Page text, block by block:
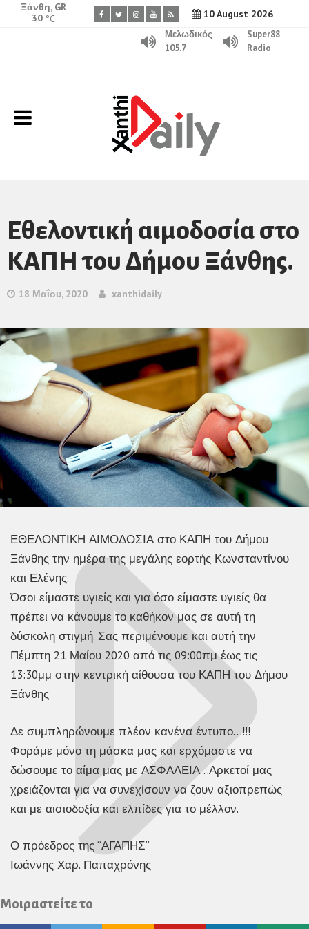
10 August 2026
Ξάνθη, GR
30 °C
Μελωδικός
105.7
Super88
Radio
Eθελοντική αιμοδοσία στο
ΚΑΠΗ του Δήμου Ξάνθης.
18 Μαΐου, 2020 xanthidaily
ΕΘΕΛΟΝΤΙΚΗ ΑΙΜΟΔΟΣΙΑ στο ΚΑΠΗ του Δήμου
Ξάνθης την ημέρα της μεγάλης εορτής Κωνσταντίνου
και Ελένης.
Όσοι είμαστε υγιείς και για όσο είμαστε υγιείς θα
πρέπει να κάνουμε το καθήκον μας σε αυτή τη
δύσκολη στιγμή. Σας περιμένουμε και αυτή την
Πέμπτη 21 Μαίου 2020 από τις 09:00πμ έως τις
13:30μμ στην κεντρική αίθουσα του ΚΑΠΗ του Δήμου
Ξάνθης
Δε συμπληρώνουμε πλέον κανένα έντυπο…!!!
Φοράμε μόνο τη μάσκα μας και ερχόμαστε να
δώσουμε το αίμα μας με ΑΣΦΑΛΕΙΑ…Αρκετοί μας
χρειάζονται για να συνεχίσουν να ζουν αξιοπρεπώς
και με αισιοδοξία και ελπίδες για το μέλλον.
Ο πρόεδρος της “ΑΓΑΠΗΣ”
Ιωάννης Χαρ. Παπαχρόνης
Μοιραστείτε το